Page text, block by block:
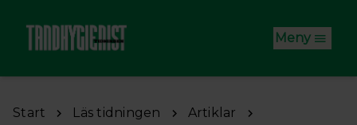
Meny
Start Läs tidningen
Artiklar